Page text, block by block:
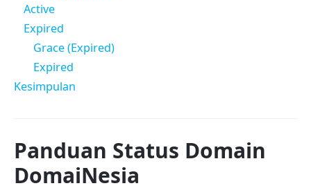
Active
Expired
Grace (Expired)
Expired
Kesimpulan
Panduan Status Domain
DomaiNesia